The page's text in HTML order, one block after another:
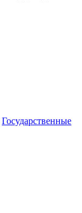
Государственные